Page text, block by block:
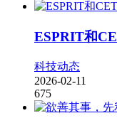
ESPRIT和
科技动态
2026-02-11
675